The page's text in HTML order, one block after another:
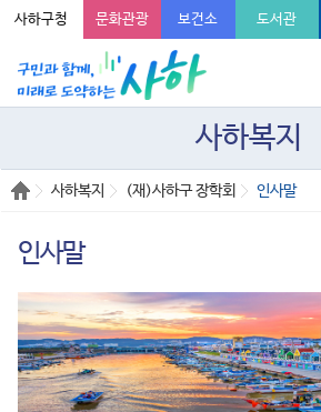
사하구청 문화관광 보건소 도서관
사하복지
사하복지 (재)사하구 장학회 인사말
인사말